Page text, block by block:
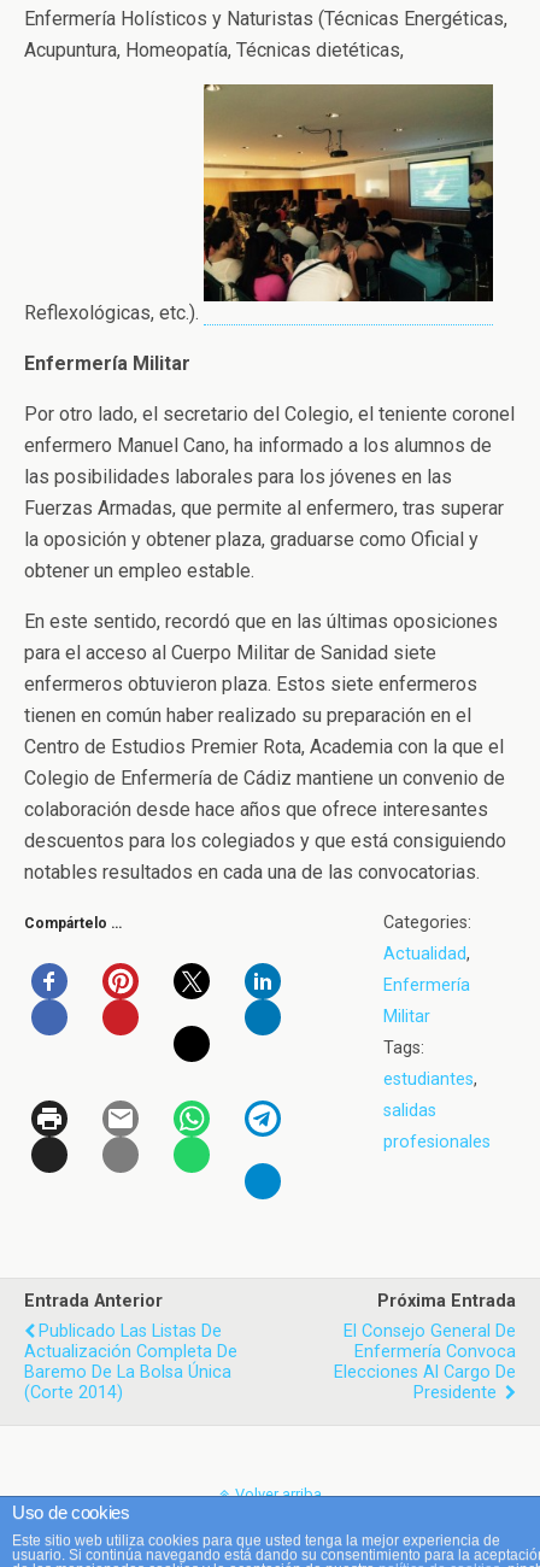
Enfermería Holísticos y Naturistas (Técnicas Energéticas,
Acupuntura, Homeopatía, Técnicas dietéticas,
Reflexológicas, etc.).
Enfermería Militar
Por otro lado, el secretario del Colegio, el teniente coronel
enfermero Manuel Cano, ha informado a los alumnos de
las posibilidades laborales para los jóvenes en las
Fuerzas Armadas, que permite al enfermero, tras superar
la oposición y obtener plaza, graduarse como Oficial y
obtener un empleo estable.
En este sentido, recordó que en las últimas oposiciones
para el acceso al Cuerpo Militar de Sanidad siete
enfermeros obtuvieron plaza. Estos siete enfermeros
tienen en común haber realizado su preparación en el
Centro de Estudios Premier Rota, Academia con la que el
Colegio de Enfermería de Cádiz mantiene un convenio de
colaboración desde hace años que ofrece interesantes
descuentos para los colegiados y que está consiguiendo
notables resultados en cada una de las convocatorias.
Compártelo …
Categories:
Actualidad,
Enfermería
Militar
Tags:
estudiantes,
salidas
profesionales
Entrada Anterior
Publicado Las Listas De
Actualización Completa De
Baremo De La Bolsa Única
(corte 2014)
Próxima Entrada
El Consejo General De
Enfermería Convoca
Elecciones Al Cargo De
Presidente
Volver arriba
Móvil Escritorio
Uso de cookies
Este sitio web utiliza cookies para que usted tenga la mejor experiencia de
usuario. Si continúa navegando está dando su consentimiento para la